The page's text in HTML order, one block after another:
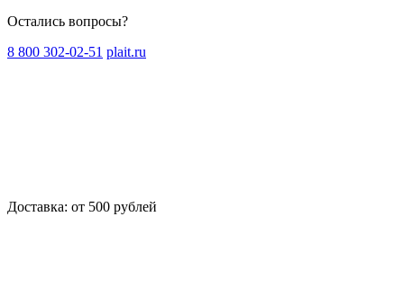
Остались вопросы?
8 800 302-02-51 plait.ru
Доставка: от 500 рублей